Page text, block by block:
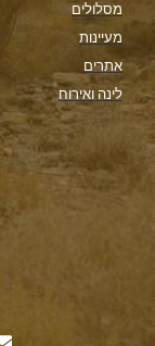
מסלולים
מעיינות
אתרים
לינה ואירוח